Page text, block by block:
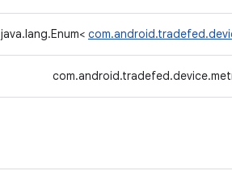
java.lang.Enum<